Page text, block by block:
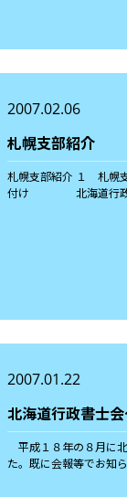
2007.02.06
札幌支部紹介
札幌支部紹介 １ 札幌
付け 北海道行政書
2007.01.22
北海道行政書士
平成１８年の８月に
た。既に会報等でお知